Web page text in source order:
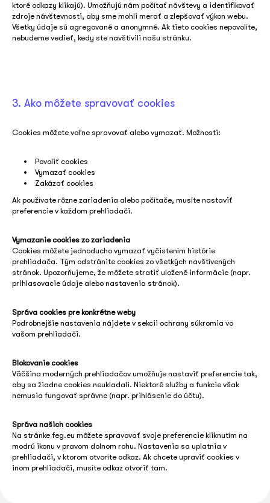
ktoré odkazy klikajú). Umožňujú nám počítať návštevy a identifikovať
zdroje návštevnosti, aby sme mohli merať a zlepšovať výkon webu.
Všetky údaje sú agregované a anonymné. Ak tieto cookies nepovolíte,
nebudeme vedieť, kedy ste navštívili našu stránku.
3. Ako môžete spravovať cookies
Cookies môžete voľne spravovať alebo vymazať. Možnosti:
Povoliť cookies
Vymazať cookies
Zakázať cookies
Ak používate rôzne zariadenia alebo počítače, musíte nastaviť
preferencie v každom prehliadači.
Vymazanie cookies zo zariadenia
Cookies môžete jednoducho vymazať vyčistením histórie
prehliadača. Tým odstránite cookies zo všetkých navštívených
stránok. Upozorňujeme, že môžete stratiť uložené informácie (napr.
prihlasovacie údaje alebo nastavenia stránok).
Správa cookies pre konkrétne weby
Podrobnejšie nastavenia nájdete v sekcii ochrany súkromia vo
vašom prehliadači.
Blokovanie cookies
Väčšina moderných prehliadačov umožňuje nastaviť preferencie tak,
aby sa žiadne cookies neukladali. Niektoré služby a funkcie však
nemusia fungovať správne (napr. prihlásenie do účtu).
Správa našich cookies
Na stránke feg.eu môžete spravovať svoje preferencie kliknutím na
modrú ikonu v pravom dolnom rohu. Nastavenia sa uplatnia v
prehliadači, v ktorom otvoríte odkaz. Ak chcete upraviť cookies v
inom prehliadači, musíte odkaz otvoriť tam.